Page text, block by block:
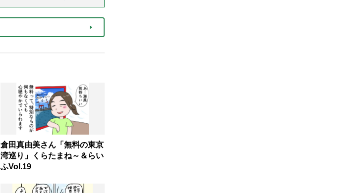
倉田真由美さん「無料の東京
湾巡り」くらたまね～＆らい
ふVol.19